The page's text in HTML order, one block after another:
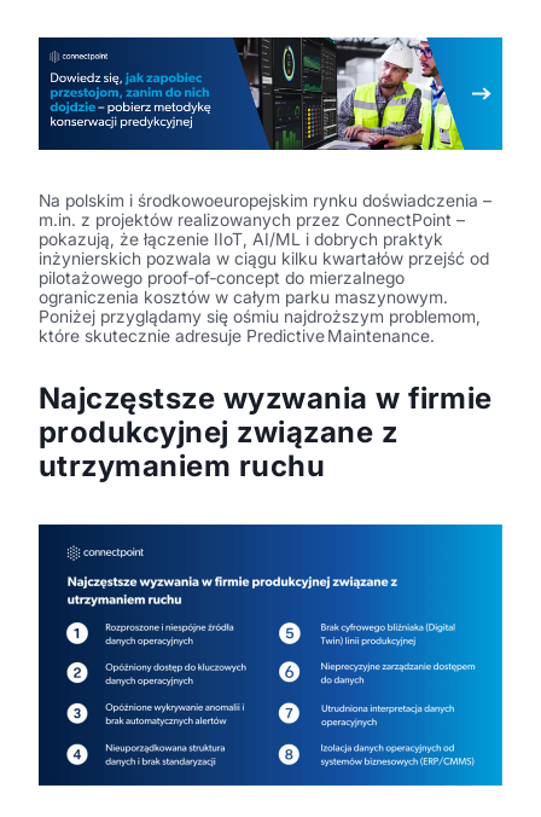
Na polskim i środkowoeuropejskim rynku doświadczenia –
m.in. z projektów realizowanych przez ConnectPoint –
pokazują, że łączenie IIoT, AI/ML i dobrych praktyk
inżynierskich pozwala w ciągu kilku kwartałów przejść od
pilotażowego proof‑of‑concept do mierzalnego
ograniczenia kosztów w całym parku maszynowym.
Poniżej przyglądamy się ośmiu najdroższym problemom,
które skutecznie adresuje Predictive Maintenance.
Najczęstsze wyzwania w firmie
produkcyjnej związane z
utrzymaniem ruchu